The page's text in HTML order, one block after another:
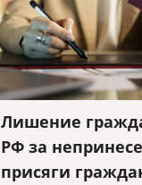
Лишение
РФ за
присяги